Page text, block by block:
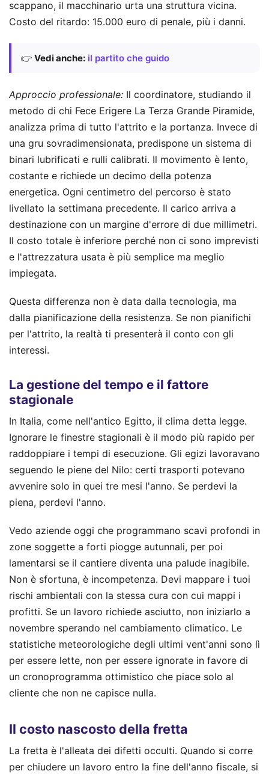
scappano, il macchinario urta una struttura vicina.
Costo del ritardo: 15.000 euro di penale, più i danni.
👉 Vedi anche: il partito che guido
Approccio professionale: Il coordinatore, studiando il
metodo di chi Fece Erigere La Terza Grande Piramide,
analizza prima di tutto l'attrito e la portanza. Invece di
una gru sovradimensionata, predispone un sistema di
binari lubrificati e rulli calibrati. Il movimento è lento,
costante e richiede un decimo della potenza
energetica. Ogni centimetro del percorso è stato
livellato la settimana precedente. Il carico arriva a
destinazione con un margine d'errore di due millimetri.
Il costo totale è inferiore perché non ci sono imprevisti
e l'attrezzatura usata è più semplice ma meglio
impiegata.
Questa differenza non è data dalla tecnologia, ma
dalla pianificazione della resistenza. Se non pianifichi
per l'attrito, la realtà ti presenterà il conto con gli
interessi.
La gestione del tempo e il fattore
stagionale
In Italia, come nell'antico Egitto, il clima detta legge.
Ignorare le finestre stagionali è il modo più rapido per
raddoppiare i tempi di esecuzione. Gli egizi lavoravano
seguendo le piene del Nilo: certi trasporti potevano
avvenire solo in quei tre mesi l'anno. Se perdevi la
piena, perdevi l'anno.
Vedo aziende oggi che programmano scavi profondi in
zone soggette a forti piogge autunnali, per poi
lamentarsi se il cantiere diventa una palude inagibile.
Non è sfortuna, è incompetenza. Devi mappare i tuoi
rischi ambientali con la stessa cura con cui mappi i
profitti. Se un lavoro richiede asciutto, non iniziarlo a
novembre sperando nel cambiamento climatico. Le
statistiche meteorologiche degli ultimi vent'anni sono lì
per essere lette, non per essere ignorate in favore di
un cronoprogramma ottimistico che piace solo al
cliente che non ne capisce nulla.
Il costo nascosto della fretta
La fretta è l'alleata dei difetti occulti. Quando si corre
per chiudere un lavoro entro la fine dell'anno fiscale, si